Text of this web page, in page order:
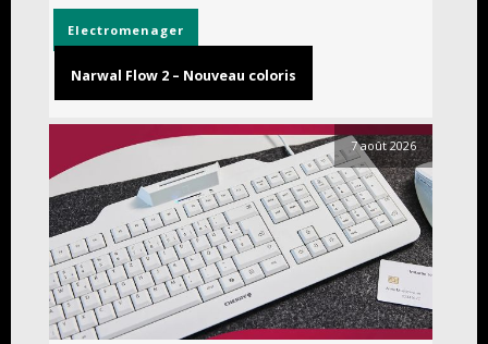
Electromenager
Narwal Flow 2 – Nouveau coloris
7 août 2026